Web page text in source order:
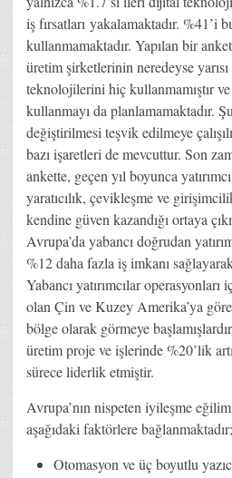
iş fırsatları yakalamaktadır. %41’i
kullanmamaktadır. Yapılan bir
üretim şirketlerinin neredeyse
teknolojilerini hiç kullanmamıştır
kullanmayı da planlamamaktadır.
değiştirilmesi teşvik edilmeye
bazı işaretleri de mevcuttur. Son
ankette, geçen yıl boyunca
yaratıcılık, çevikleşme ve
kendine güven kazandığı ortaya
Avrupa’da yabancı doğrudan
%12 daha fazla iş imkanı
Yabancı yatırımcılar
olan Çin ve Kuzey Amerika’ya
bölge olarak görmeye
üretim proje ve işlerinde %20’lik
sürece liderlik etmiştir.
Avrupa’nın nispeten iyileşme
aşağıdaki faktörlere bağlanmaktadır;
Otomasyon ve üç boyutlu